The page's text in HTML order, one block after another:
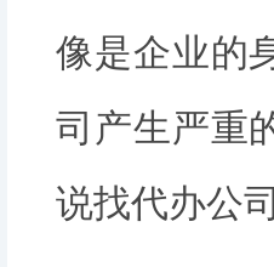
像是企业的
司产生严重
说找代办公